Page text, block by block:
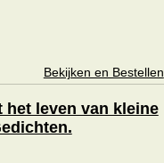
Bekijken en Bestellen
leven van kleine